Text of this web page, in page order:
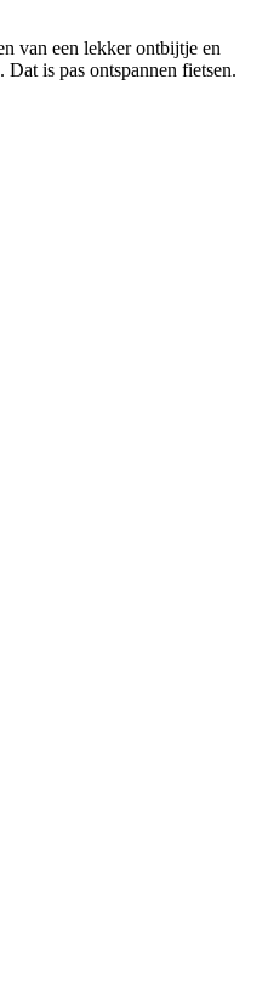
van een lekker ontbijtje en
is pas ontspannen fietsen.